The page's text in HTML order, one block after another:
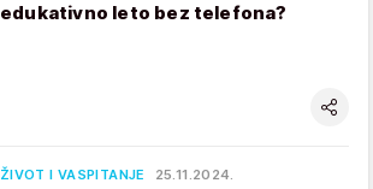
edukativno leto bez telefona?
ŽIVOT I VASPITANJE 25.11.2024.